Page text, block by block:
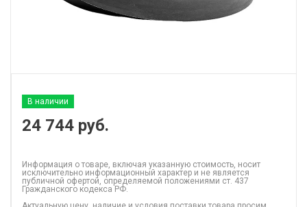
В наличии
24 744 руб.
Информация о товаре, включая указанную стоимость, носит
исключительно информационный характер и не является
публичной офертой, определяемой положениями ст. 437
Гражданского кодекса РФ.